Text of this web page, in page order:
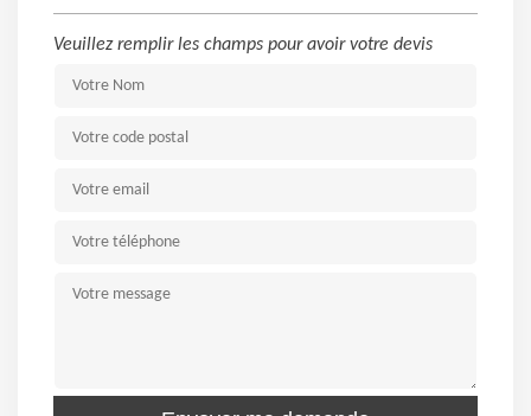
Veuillez remplir les champs pour avoir votre devis